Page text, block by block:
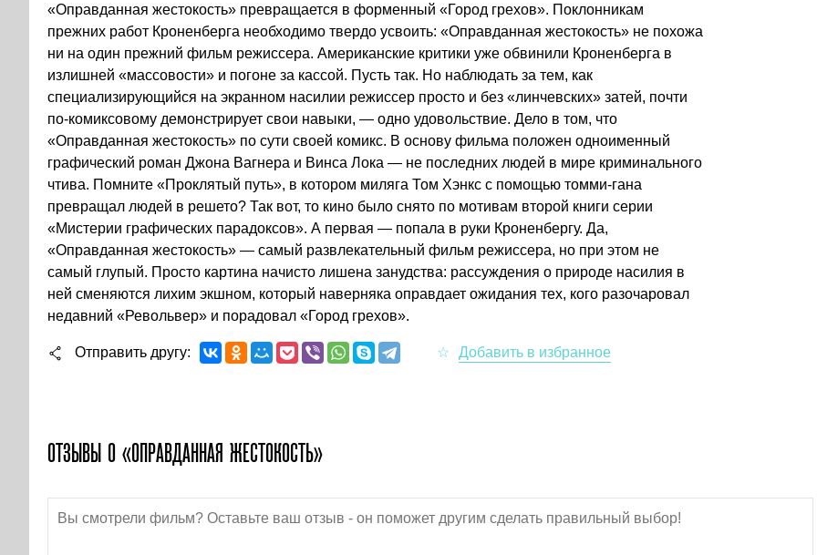
«Оправданная жестокость» превращается в форменный «Город грехов». Поклонникам
прежних работ Кроненберга необходимо твердо усвоить: «Оправданная жестокость» не похожа
ни на один прежний фильм режиссера. Американские критики уже обвинили Кроненберга в
излишней «массовости» и погоне за кассой. Пусть так. Но наблюдать за тем, как
специализирующийся на экранном насилии режиссер просто и без «линчевских» затей, почти
по-комиксовому демонстрирует свои навыки, — одно удовольствие. Дело в том, что
«Оправданная жестокость» по сути своей комикс. В основу фильма положен одноименный
графический роман Джона Вагнера и Винса Лока — не последних людей в мире криминального
чтива. Помните «Проклятый путь», в котором миляга Том Хэнкс с помощью томми-гана
превращал людей в решето? Так вот, то кино было снято по мотивам второй книги серии
«Мистерии графических парадоксов». А первая — попала в руки Кроненбергу. Да,
«Оправданная жестокость» — самый развлекательный фильм режиссера, но при этом не
самый глупый. Просто картина начисто лишена занудства: рассуждения о природе насилия в
ней сменяются лихим экшном, который наверняка оправдает ожидания тех, кого разочаровал
недавний «Револьвер» и порадовал «Город грехов».
Отправить другу
ОТЗЫВЫ О «ОПРАВДАННАЯ ЖЕСТОКОСТЬ»